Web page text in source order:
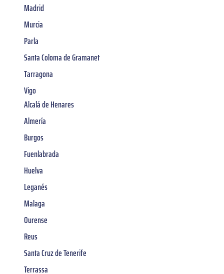
Madrid
Murcia
Parla
Santa Coloma de Gramanet
Tarragona
Vigo
Alcalá de Henares
Almería
Burgos
Fuenlabrada
Huelva
Leganés
Malaga
Ourense
Reus
Santa Cruz de Tenerife
Terrassa